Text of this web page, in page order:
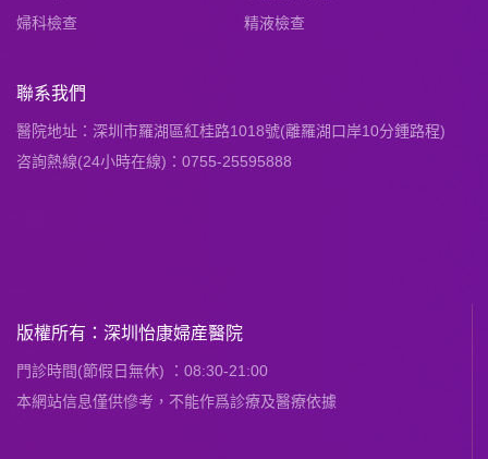
婦科檢查
精液檢查
聯系我們
醫院地址：深圳市羅湖區紅桂路1018號(離羅湖口岸10分鍾路程)
咨詢熱線(24小時在線)：0755-25595888
版權所有：深圳怡康婦産醫院
門診時間(節假日無休) ：08:30-21:00
本網站信息僅供慘考，不能作爲診療及醫療依據